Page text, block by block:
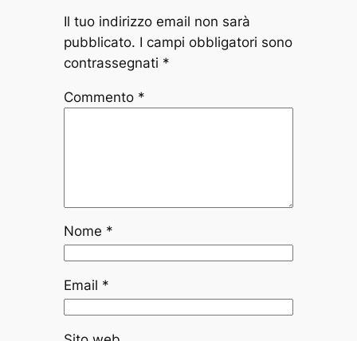
Il tuo indirizzo email non sarà
pubblicato. I campi obbligatori sono
contrassegnati *
Commento *
Nome *
Email *